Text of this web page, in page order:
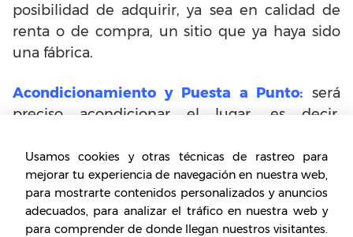
posibilidad de adquirir, ya sea en calidad de
renta o de compra, un sitio que ya haya sido
una fábrica.
Acondicionamiento y Puesta a Punto: será
preciso acondicionar el lugar, es decir,
revisar las cañerías de agua y todo lo que sea
pertinente para su correcto funcionamiento.
La visita de un arquitecto podría ser de gran
ayuda para un asesoramiento inicial.
Usamos cookies y otras técnicas de rastreo para
mejorar tu experiencia de navegación en nuestra web,
para mostrarte contenidos personalizados y anuncios
adecuados, para analizar el tráfico en nuestra web y
para comprender de donde llegan nuestros visitantes.